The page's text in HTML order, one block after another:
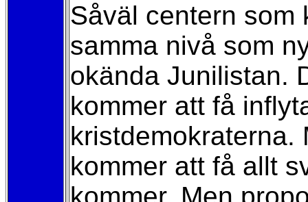
Såväl centern som
samma nivå som
okända Junilistan.
kommer att få
kristdemokraterna.
kommer att få allt